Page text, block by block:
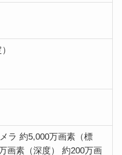
ラ 約5,000万画素（標
画素（深度） 約200万画